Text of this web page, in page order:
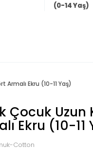
(0-14 Yaş)
Armalı Ekru (10-11 Yaş)
Çocuk Uzun
Ekru (10-11
Cotton